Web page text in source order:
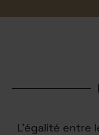
L’égalité entre